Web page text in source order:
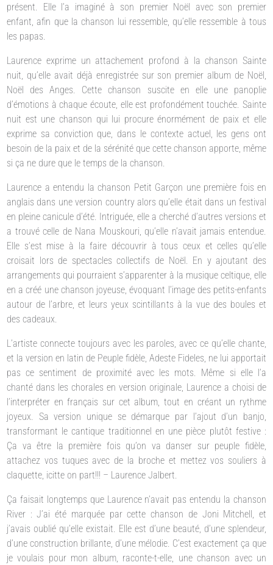
présent. Elle l’a imaginé à son premier Noël avec son premier
enfant, afin que la chanson lui ressemble, qu’elle ressemble à tous
les papas.
Laurence exprime un attachement profond à la chanson Sainte
nuit, qu’elle avait déjà enregistrée sur son premier album de Noël,
Noël des Anges. Cette chanson suscite en elle une panoplie
d’émotions à chaque écoute, elle est profondément touchée. Sainte
nuit est une chanson qui lui procure énormément de paix et elle
exprime sa conviction que, dans le contexte actuel, les gens ont
besoin de la paix et de la sérénité que cette chanson apporte, même
si ça ne dure que le temps de la chanson.
Laurence a entendu la chanson Petit Garçon une première fois en
anglais dans une version country alors qu’elle était dans un festival
en pleine canicule d’été. Intriguée, elle a cherché d’autres versions et
a trouvé celle de Nana Mouskouri, qu’elle n’avait jamais entendue.
Elle s’est mise à la faire découvrir à tous ceux et celles qu’elle
croisait lors de spectacles collectifs de Noël. En y ajoutant des
arrangements qui pourraient s’apparenter à la musique celtique, elle
en a créé une chanson joyeuse, évoquant l’image des petits-enfants
autour de l’arbre, et leurs yeux scintillants à la vue des boules et
des cadeaux.
L’artiste connecte toujours avec les paroles, avec ce qu’elle chante,
et la version en latin de Peuple fidèle, Adeste Fideles, ne lui apportait
pas ce sentiment de proximité avec les mots. Même si elle l’a
chanté dans les chorales en version originale, Laurence a choisi de
l’interpréter en français sur cet album, tout en créant un rythme
joyeux. Sa version unique se démarque par l’ajout d’un banjo,
transformant le cantique traditionnel en une pièce plutôt festive :
Ça va être la première fois qu’on va danser sur peuple fidèle,
attachez vos tuques avec de la broche et mettez vos souliers à
claquette, icitte on part!!! – Laurence Jalbert.
Ça faisait longtemps que Laurence n’avait pas entendu la chanson
River : J’ai été marquée par cette chanson de Joni Mitchell, et
j’avais oublié qu’elle existait. Elle est d’une beauté, d’une splendeur,
d’une construction brillante, d’une mélodie. C’est exactement ça que
je voulais pour mon album, raconte-t-elle, une chanson avec un